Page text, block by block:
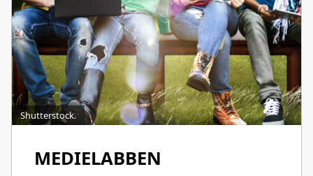
Shutterstock.
MEDIELABBEN